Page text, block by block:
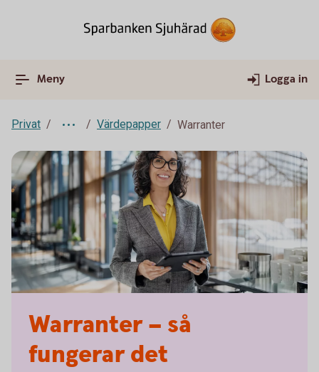
Meny Logga in
Privat Värdepapper Warranter
Warranter – så
fungerar det